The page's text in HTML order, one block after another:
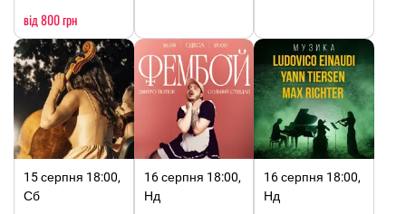
від 800 грн
15 серпня 18:00,
Сб
16 серпня 18:00,
Нд
16 серпня 18:00,
Нд